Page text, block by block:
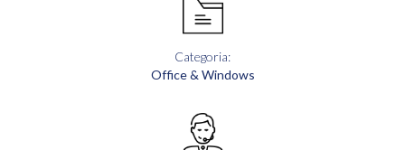
Categoria:
Office & Windows